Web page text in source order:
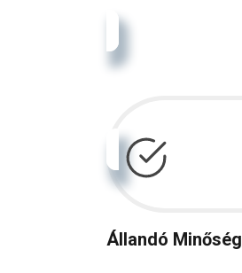
Állandó Minőség